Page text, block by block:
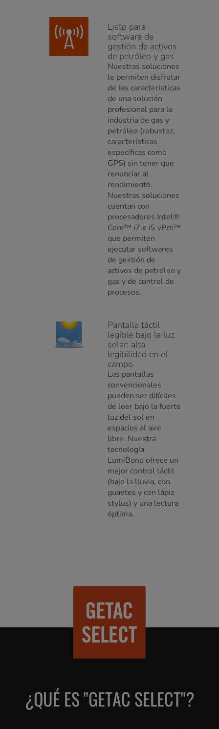
Listo para
software de
gestión de activos
de petróleo y gas
Nuestras soluciones
le permiten disfrutar
de las características
de una solución
profesional para la
industria de gas y
petróleo (robustez,
características
específicas como
GPS) sin tener que
renunciar al
rendimiento.
Nuestras soluciones
cuentan con
procesadores Intel®
Core™ i7 e i5 vPro™
que permiten
ejecutar softwares
de gestión de
activos de petróleo y
gas y de control de
procesos.
Pantalla táctil
legible bajo la luz
solar: alta
legibilidad en el
campo
Las pantallas
convencionales
pueden ser difíciles
de leer bajo la fuerte
luz del sol en
espacios al aire
libre. Nuestra
tecnología
LumiBond ofrece un
mejor control táctil
(bajo la lluvia, con
guantes y con lápiz
stylus) y una lectura
óptima.
¿QUÉ ES "GETAC SELECT"?